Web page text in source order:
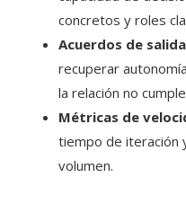
concretos y roles
Acuerdos de
recuperar
la relación no
Métricas de
tiempo de iteración
volumen.